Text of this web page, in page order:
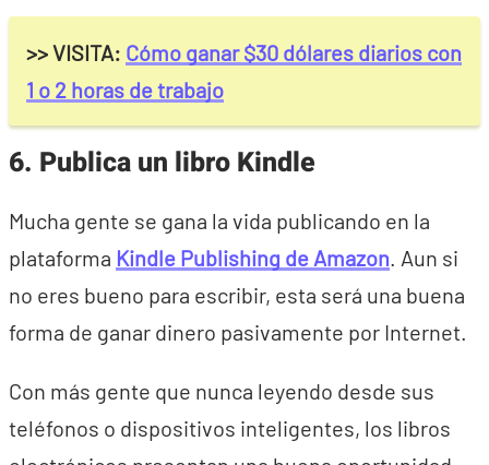
>> VISITA: Cómo ganar $30 dólares diarios con
1 o 2 horas de trabajo
6. Publica un libro Kindle
Mucha gente se gana la vida publicando en la
plataforma Kindle Publishing de Amazon. Aun si
no eres bueno para escribir, esta será una buena
forma de ganar dinero pasivamente por Internet.
Con más gente que nunca leyendo desde sus
teléfonos o dispositivos inteligentes, los libros